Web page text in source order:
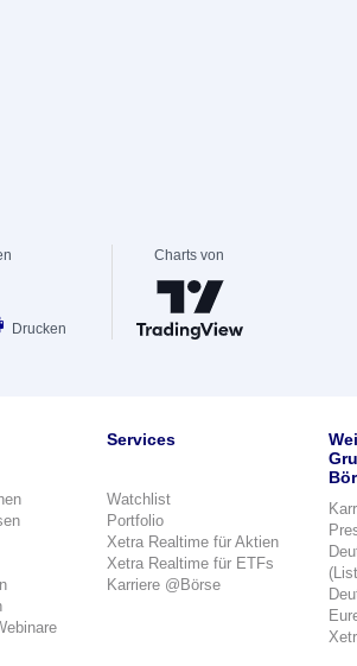
Drucken
Charts von
Services
Watchlist
Portfolio
Xetra Realtime für Aktien
Xetra Realtime für ETFs
Karriere @Börse